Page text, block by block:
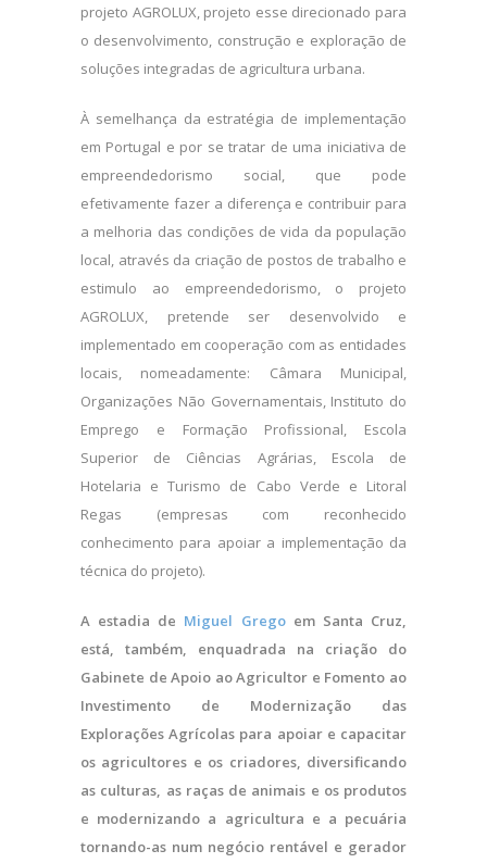
projeto AGROLUX, projeto esse direcionado para
o desenvolvimento, construção e exploração de
soluções integradas de agricultura urbana.
À semelhança da estratégia de implementação
em Portugal e por se tratar de uma iniciativa de
empreendedorismo social, que pode
efetivamente fazer a diferença e contribuir para
a melhoria das condições de vida da população
local, através da criação de postos de trabalho e
estimulo ao empreendedorismo, o projeto
AGROLUX, pretende ser desenvolvido e
implementado em cooperação com as entidades
locais, nomeadamente: Câmara Municipal,
Organizações Não Governamentais, Instituto do
Emprego e Formação Profissional, Escola
Superior de Ciências Agrárias, Escola de
Hotelaria e Turismo de Cabo Verde e Litoral
Regas (empresas com reconhecido
conhecimento para apoiar a implementação da
técnica do projeto).
A estadia de Miguel Gregoem Santa Cruz,
está, também, enquadrada na criação do
Gabinete de Apoio ao Agricultor e Fomento ao
Investimento de Modernização das
Explorações Agrícolas para apoiar e capacitar
os agricultores e os criadores, diversificando
as culturas, as raças de animais e os produtos
e modernizando a agricultura e a pecuária
tornando-as num negócio rentável e gerador